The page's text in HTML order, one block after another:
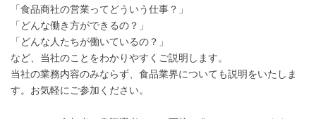
「食品商社の営業ってどういう仕事？」
「どんな働き方ができるの？」
「どんな人たちが働いているの？」
など、当社のことをわかりやすくご説明します。
当社の業務内容のみならず、食品業界についても説明をいたしま
す。お気軽にご参加ください。